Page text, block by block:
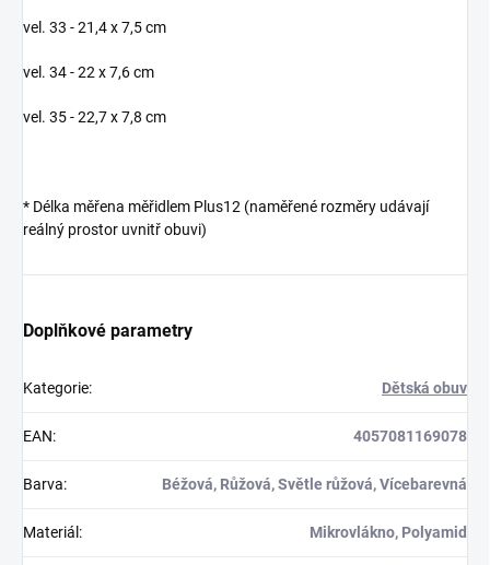
vel. 33 - 21,4 x 7,5 cm
vel. 34 - 22 x 7,6 cm
vel. 35 - 22,7 x 7,8 cm
* Délka měřena měřidlem Plus12 (naměřené rozměry udávají
reálný prostor uvnitř obuvi)
Doplňkové parametry
Kategorie: Dětská obuv
EAN: 4057081169078
Barva: Béžová, Růžová, Světle růžová, Vícebarevná
Materiál : Mikrovlákno, Polyamid